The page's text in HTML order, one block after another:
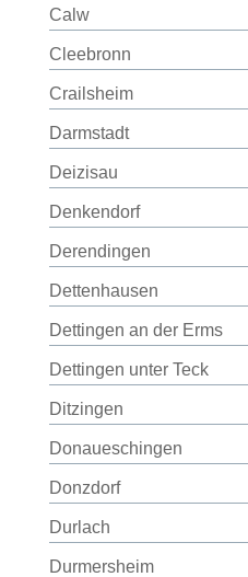
Calw
Cleebronn
Crailsheim
Darmstadt
Deizisau
Denkendorf
Derendingen
Dettenhausen
Dettingen an der Erms
Dettingen unter Teck
Ditzingen
Donaueschingen
Donzdorf
Durlach
Durmersheim